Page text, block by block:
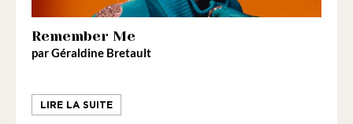
Remember Me
par Géraldine Bretault
LIRE LA SUITE